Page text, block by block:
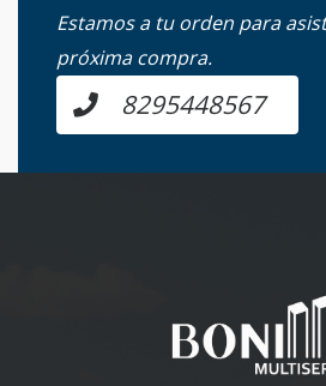
Estamos a tu orden para
próxima compra.
8295448567